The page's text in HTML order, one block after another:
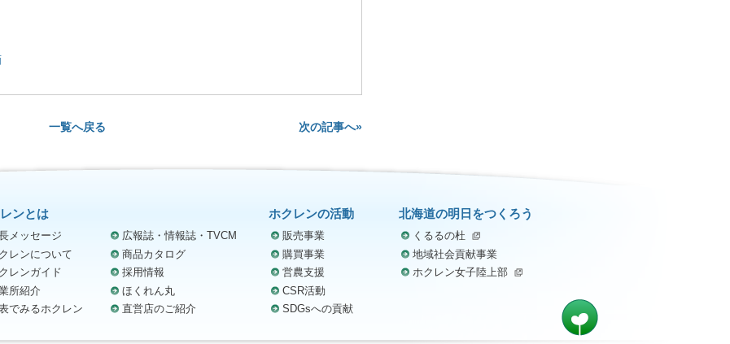
一覧へ戻る 次の記事へ»
ンとは
メッセージ
レンについて
レンガイド
所紹介
でみるホクレン
広報誌・情報誌・TVCM
商品カタログ
採用情報
ほくれん丸
直営店のご紹介
ホクレンの活動
販売事業
購買事業
営農支援
CSR活動
SDGsへの貢献
北海道の明日をつくろう
くるるの杜
地域社会貢献事業
ホクレン女子陸上部